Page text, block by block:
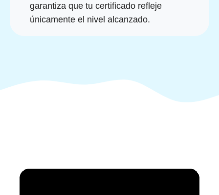
garantiza que tu certificado refleje
únicamente el nivel alcanzado.